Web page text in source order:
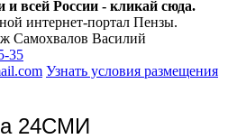
и всей России - кликай сюда.
интернет-портал Пензы.
Самохвалов Василий
35
Узнать условия размещения
24СМИ